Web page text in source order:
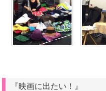
『映画に出たい！』